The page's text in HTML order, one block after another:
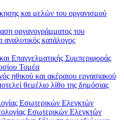
και μελών του οργανισμού
οργανογράμματος του
κατάλογος
Επαγγελματικής Συμπεριφοράς
Τομέα
ηθικού και ακέραιου εργασιακού
θεμέλιο λίθο της δημόσιας
Εσωτερικών Ελεγκτών
Εσωτερικών Ελεγκτών